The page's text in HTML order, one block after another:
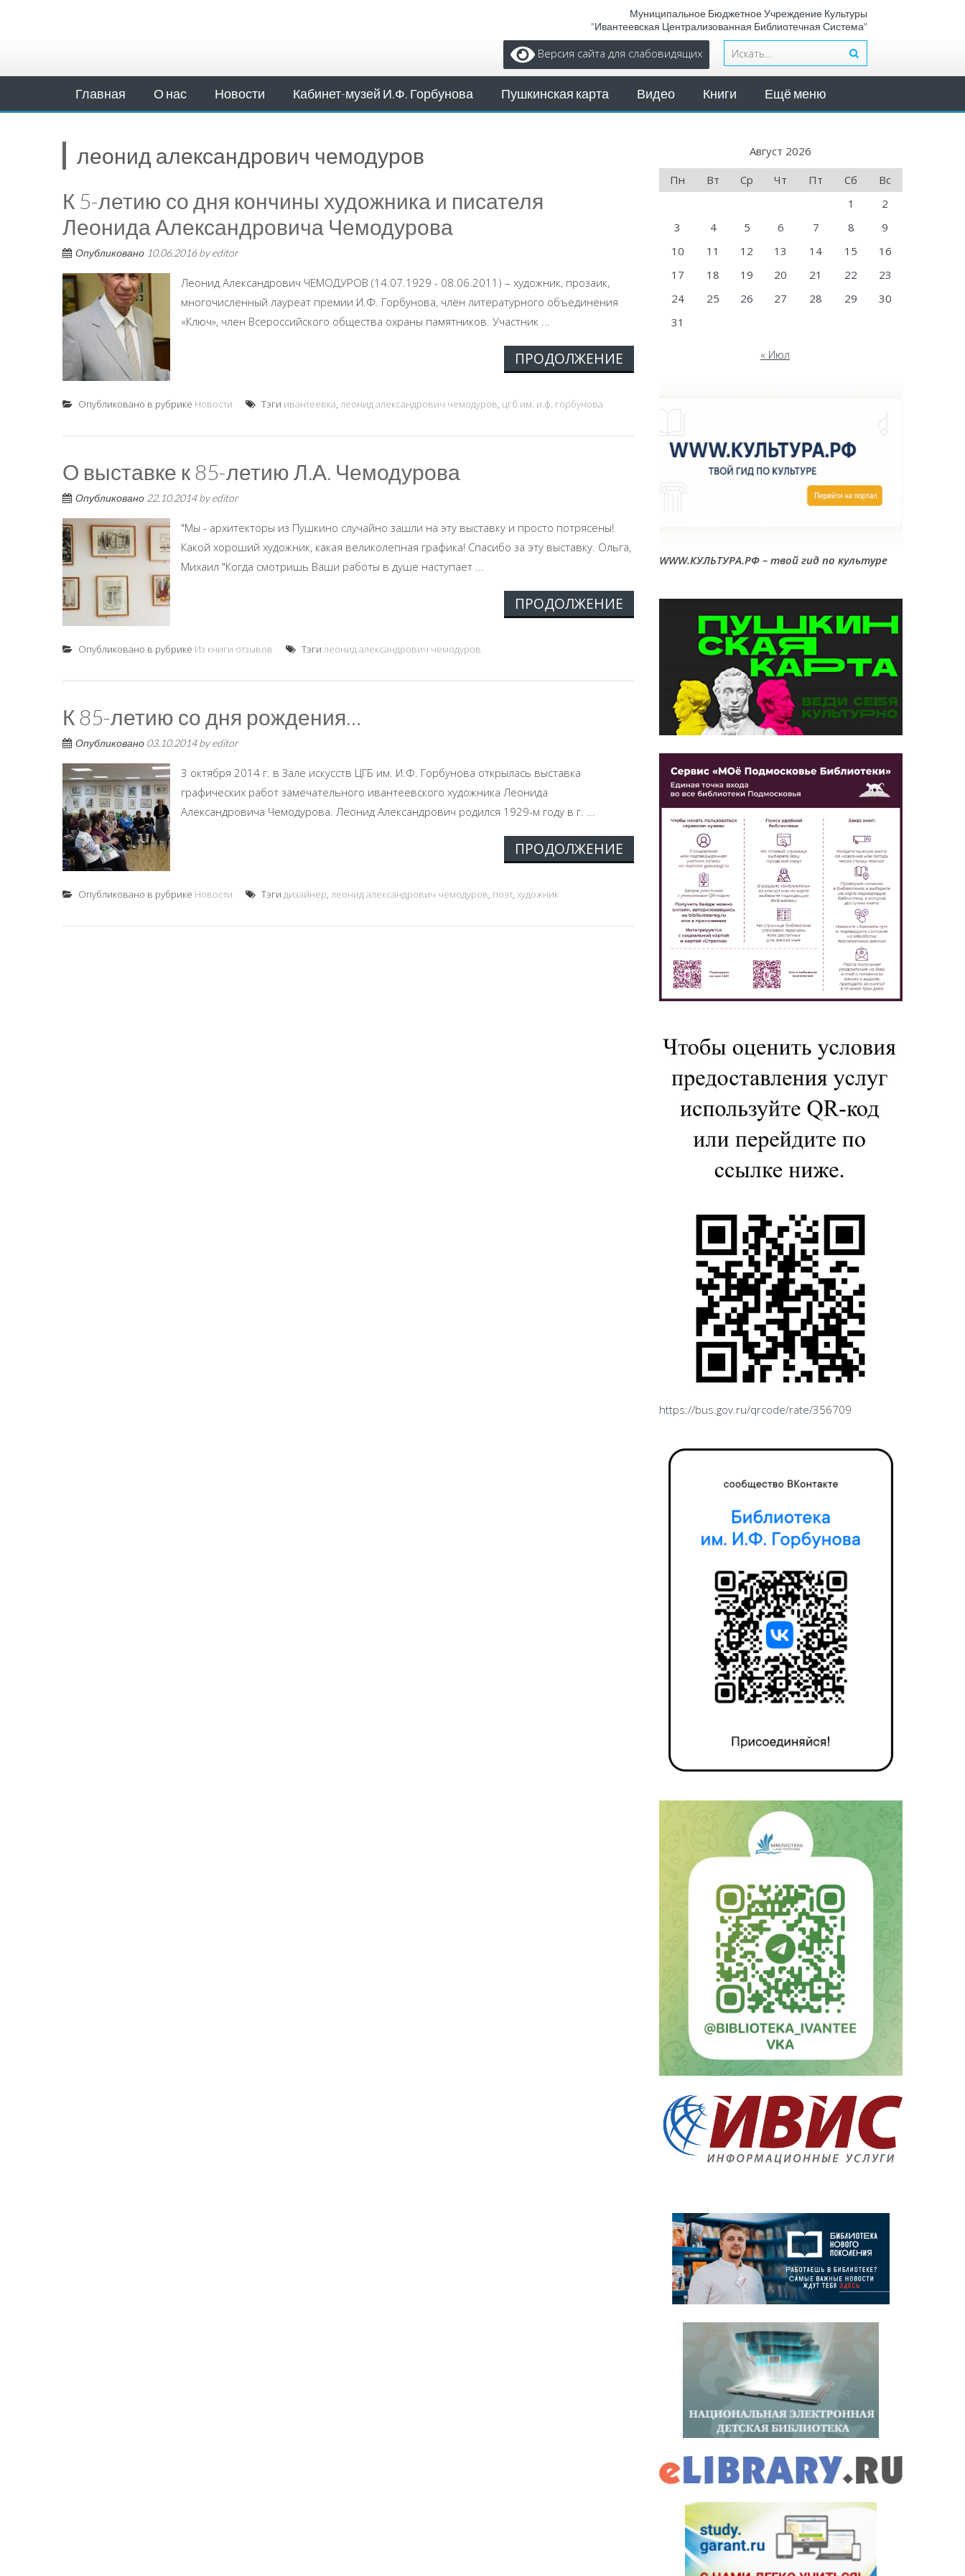
Муниципальное Бюджетное Учреждение Культуры
"Ивантеевская Централизованная Библиотечная Система"
Версия сайта для слабовидящих
Главная О нас Новости Кабинет-музей И.Ф. Горбунова Пушкинская карта Видео Книги Ещё меню
леонид александрович чемодуров
К 5-летию со дня кончины художника и писателя
Леонида Александровича Чемодурова
Опубликовано 10.06.2016byeditor
Леонид Александрович ЧЕМОДУРОВ (14.07.1929 - 08.06.2011) – художник, прозаик,
многочисленный лауреат премии И.Ф. Горбунова, член литературного объединения
«Ключ», член Всероссийского общества охраны памятников. Участник ...
ПРОДОЛЖЕНИЕ
Опубликовано в рубрике Новости Тэги ивантеевка, леонид александрович чемодуров, цгб им. и.ф. горбунова
О выставке к 85-летию Л.А. Чемодурова
Опубликовано 22.10.2014byeditor
"Мы - архитекторы из Пушкино случайно зашли на эту выставку и просто потрясены!
Какой хороший художник, какая великолепная графика! Спасибо за эту выставку. Ольга,
Михаил "Когда смотришь Ваши работы в душе наступает ...
ПРОДОЛЖЕНИЕ
Опубликовано в рубрике Из книги отзывов Тэги леонид александрович чемодуров
К 85-летию со дня рождения…
Опубликовано 03.10.2014byeditor
3 октября 2014 г. в Зале искусств ЦГБ им. И.Ф. Горбунова открылась выставка
графических работ замечательного ивантеевского художника Леонида
Александровича Чемодурова. Леонид Александрович родился 1929-м году в г. ...
ПРОДОЛЖЕНИЕ
Опубликовано в рубрике Новости Тэги дизайнер, леонид александрович чемодуров, поэт, художник
Август 2026
Пн
Вт Ср Чт Пт Сб
Вс
1
2
3
4 5 6 7 8
9
10
11 12 13 14 15
16
17
18 19 20 21 22
23
24
25 26 27 28 29
30
31
« Июл
WWW.КУЛЬТУРА.РФ – твой гид по культуре
https://bus.gov.ru/qrcode/rate/356709